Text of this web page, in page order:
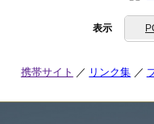
表示
携帯サイト リンク集